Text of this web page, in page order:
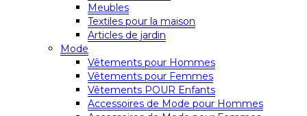
Meubles
Textiles pour la maison
Articles de jardin
Mode
Vêtements pour Hommes
Vêtements pour Femmes
Vêtements POUR Enfants
Accessoires de Mode pour Hommes